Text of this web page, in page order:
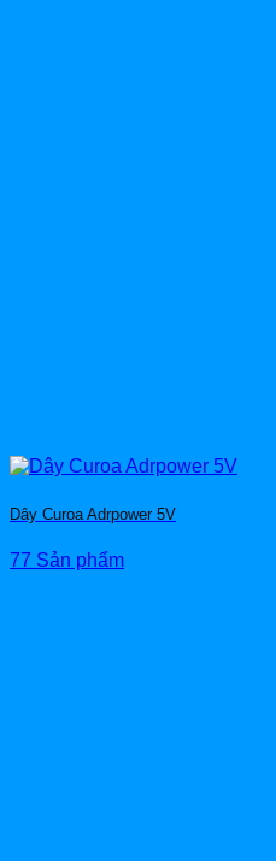
Dây Curoa Adrpower 5V
77 Sản phẩm